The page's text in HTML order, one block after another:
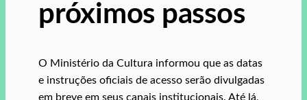
próximos passos
O Ministério da Cultura informou que as datas
e instruções oficiais de acesso serão divulgadas
em breve em seus canais institucionais. Até lá,